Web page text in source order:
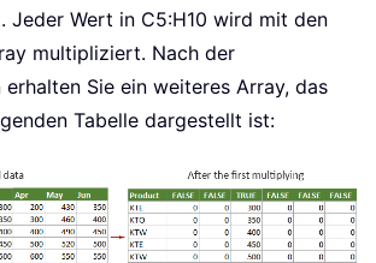
Jeder Wert in C5:H10 wird mit den
multipliziert. Nach der
Sie ein weiteres Array, das
Tabelle dargestellt ist: